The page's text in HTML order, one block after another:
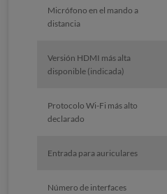
Micrófono en el mando a
distancia
Versión HDMI más alta
disponible (indicada)
Protocolo Wi-Fi más alto
declarado
Entrada para auriculares
Número de interfaces